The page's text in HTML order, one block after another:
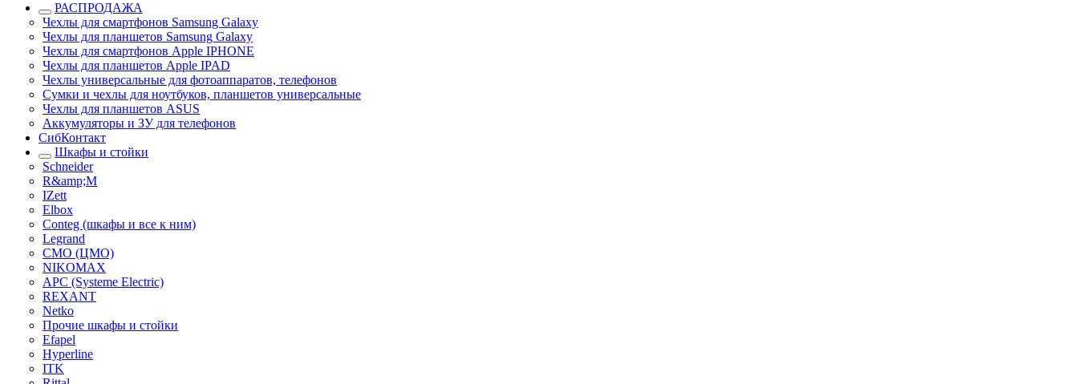
РАСПРОДАЖА
Чехлы для смартфонов Samsung Galaxy
Чехлы для планшетов Samsung Galaxy
Чехлы для смартфонов Apple IPHONE
Чехлы для планшетов Apple IPAD
Чехлы универсальные для фотоаппаратов, телефонов
Сумки и чехлы для ноутбуков, планшетов универсальные
Чехлы для планшетов ASUS
Аккумуляторы и ЗУ для телефонов
СибКонтакт
Шкафы и стойки
Schneider
R&amp;M
IZett
Elbox
Conteg (шкафы и все к ним)
Legrand
CMO (ЦМО)
NIKOMAX
APC (Systeme Electric)
REXANT
Netko
Прочие шкафы и стойки
Efapel
Hyperline
ITK